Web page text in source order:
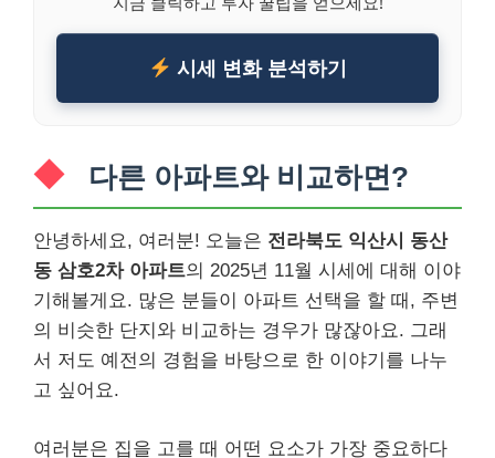
시세 변화 분석하기
다른 아파트와 비교하면?
안녕하세요, 여러분! 오늘은 전라북도 익산시 동산
동 삼호2차 아파트의 2025년 11월 시세에 대해 이야
기해볼게요. 많은 분들이 아파트 선택을 할 때, 주변
의 비슷한 단지와 비교하는 경우가 많잖아요. 그래
서 저도 예전의 경험을 바탕으로 한 이야기를 나누
고 싶어요.
여러분은 집을 고를 때 어떤 요소가 가장 중요하다